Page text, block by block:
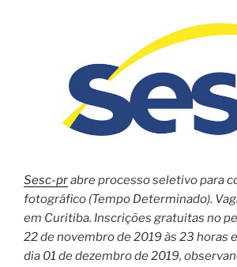
Sesc-prabre processo seletivo para
fotográfico (Tempo Determinado).
em Curitiba. Inscrições gratuitas no
22 de novembro de 2019 às 23 horas
dia 01 de dezembro de 2019,